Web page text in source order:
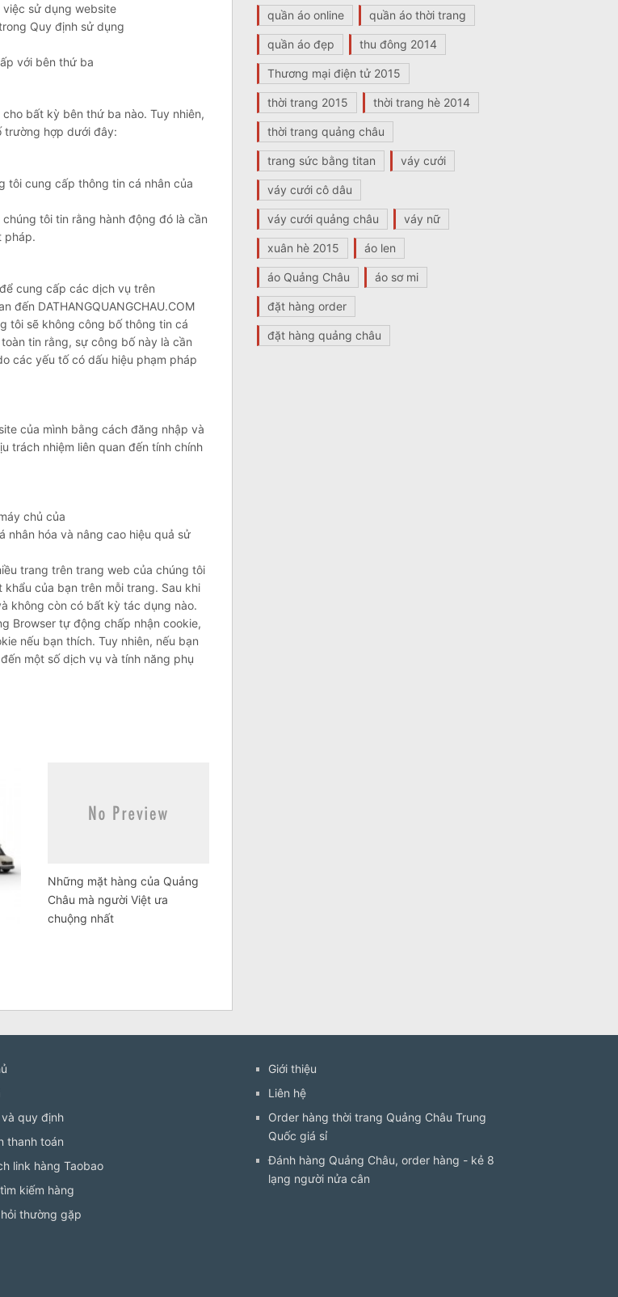
việc sử dụng website
Quy định sử dụng
với bên thứ ba
bất kỳ bên thứ ba nào. Tuy nhiên,
trường hợp dưới đây:
tôi cung cấp thông tin cá nhân của
tôi tin rằng hành động đó là cần
pháp.
cung cấp các dịch vụ trên
đến DATHANGQUANGCHAU.COM
tôi sẽ không công bố thông tin cá
tin rằng, sự công bố này là cần
các yếu tố có dấu hiệu phạm pháp
của mình bằng cách đăng nhập và
trách nhiệm liên quan đến tính chính
chủ của
nhân hóa và nâng cao hiệu quả sử
trang trên trang web của chúng tôi
của bạn trên mỗi trang. Sau khi
không còn có bất kỳ tác dụng nào.
Browser tự động chấp nhận cookie,
nếu bạn thích. Tuy nhiên, nếu bạn
một số dịch vụ và tính năng phụ
Những mặt hàng của Quảng
Châu mà người Việt ưa
chuộng nhất
quần áo online quần áo thời trang
quần áo đẹp thu đông 2014
Thương mại điện tử 2015
thời trang 2015 thời trang hè 2014
thời trang quảng châu
trang sức bằng titan váy cưới
váy cưới cô dâu
váy cưới quảng châu váy nữ
xuân hè 2015 áo len
áo Quảng Châu áo sơ mi
đặt hàng order
đặt hàng quảng châu
quy định
thanh toán
link hàng Taobao
kiếm hàng
thường gặp
Giới thiệu
Liên hệ
Order hàng thời trang Quảng Châu Trung
Quốc giá sỉ
Đánh hàng Quảng Châu, order hàng - kẻ 8
lạng người nửa cân